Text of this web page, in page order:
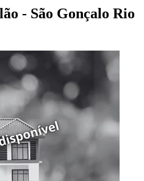
- São Gonçalo Rio